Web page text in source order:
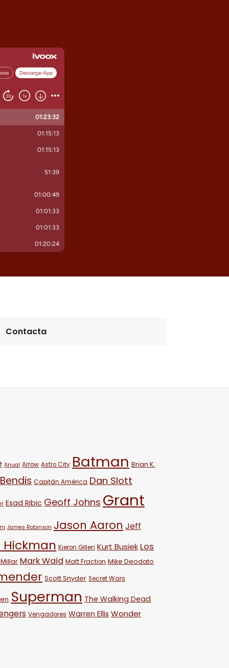
Contacta
Anual Arrow Astro City Batman Brian K.
Capitán América Dan Slott
Esad Ribic Geoff Johns Grant
James Robinson Jason Aaron Jeff
Kieron Gillen Kurt Busiek Los
Mark Waid Matt Fraction Mike Deodato
Scott Snyder Secret Wars
Superman The Walking Dead
Vengadores Warren Ellis Wonder